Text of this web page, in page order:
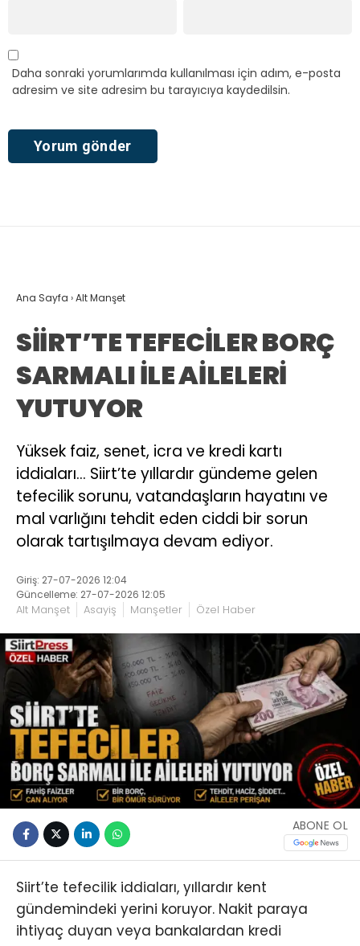
Daha sonraki yorumlarımda kullanılması için adım, e-posta
adresim ve site adresim bu tarayıcıya kaydedilsin.
Ana Sayfa ›Alt Manşet
SİİRT’TE TEFECİLER BORÇ
SARMALI İLE AİLELERİ
YUTUYOR
Yüksek faiz, senet, icra ve kredi kartı
iddiaları… Siirt’te yıllardır gündeme gelen
tefecilik sorunu, vatandaşların hayatını ve
mal varlığını tehdit eden ciddi bir sorun
olarak tartışılmaya devam ediyor.
Giriş: 27-07-2026 12:04
Güncelleme: 27-07-2026 12:05
Alt Manşet Asayiş Manşetler Özel Haber
ABONE OL
Siirt’te tefecilik iddiaları, yıllardır kent
gündemindeki yerini koruyor. Nakit paraya
ihtiyaç duyan veya bankalardan kredi